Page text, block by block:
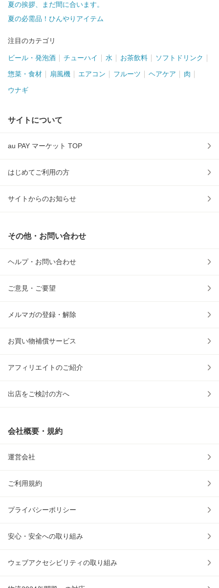
夏の挨拶、まだ間に合います。
夏の必需品！ひんやりアイテム
注目のカテゴリ
ビール・発泡酒 チューハイ 水 お茶飲料 ソフトドリンク
惣菜・食材 扇風機 エアコン フルーツ ヘアケア 肉
ウナギ
サイトについて
au PAY マーケット TOP
はじめてご利用の方
サイトからのお知らせ
その他・お問い合わせ
ヘルプ・お問い合わせ
ご意見・ご要望
メルマガの登録・解除
お買い物補償サービス
アフィリエイトのご紹介
出店をご検討の方へ
会社概要・規約
運営会社
ご利用規約
プライバシーポリシー
安心・安全への取り組み
ウェブアクセシビリティの取り組み